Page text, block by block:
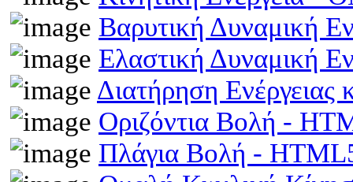
Βαρυτική Δυναμική
Ελαστική Δυναμική
Διατήρηση
Οριζόντια Βολή -
Πλάγια Βολή -